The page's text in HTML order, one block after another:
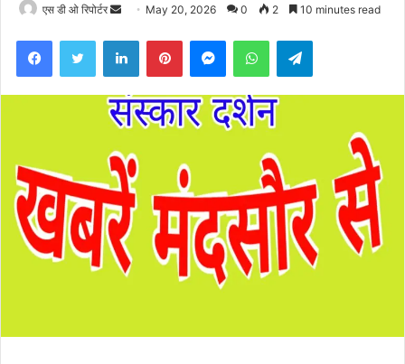
एस डी ओ रिपोर्टर
Send May 20, 2026 0 2 10 minutes read
FacebookTwitter LinkedInPinterestMessengerWhatsAppTelegram